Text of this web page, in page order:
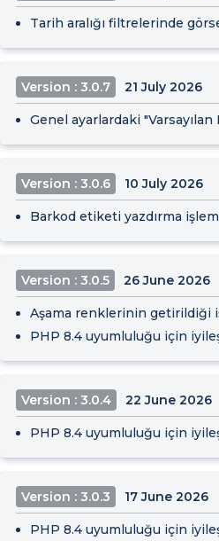
Tarih aralığı filtrelerinde
Version : 3.0.7 21 July 2026
Genel ayarlardaki
Version : 3.0.6 10 July 2026
Barkod etiketi yazdırma
Version : 3.0.5 26 June 2026
Aşama renklerinin getirildiği
PHP 8.4 uyumluluğu için
Version : 3.0.4 22 June 2026
PHP 8.4 uyumluluğu için
Version : 3.0.3 17 June 2026
PHP 8.4 uyumluluğu için